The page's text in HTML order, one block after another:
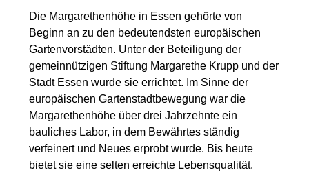
Die Margarethenhöhe in Essen gehörte von
Beginn an zu den bedeutendsten europäischen
Gartenvorstädten. Unter der Beteiligung der
gemeinnützigen Stiftung Margarethe Krupp und der
Stadt Essen wurde sie errichtet. Im Sinne der
europäischen Gartenstadtbewegung war die
Margarethenhöhe über drei Jahrzehnte ein
bauliches Labor, in dem Bewährtes ständig
verfeinert und Neues erprobt wurde. Bis heute
bietet sie eine selten erreichte Lebensqualität.